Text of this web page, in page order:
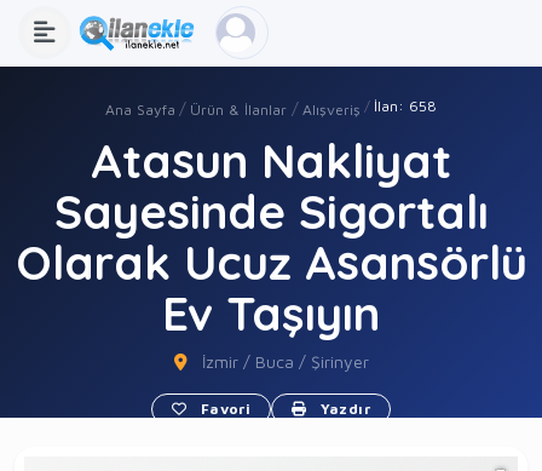
Ana Sayfa Ürün & İlanlar Alışveriş İlan: 658
Atasun Nakliyat
Sayesinde Sigortalı
Olarak Ucuz Asansörlü
Ev Taşıyın
İzmir / Buca / Şirinyer
Favori Yazdır